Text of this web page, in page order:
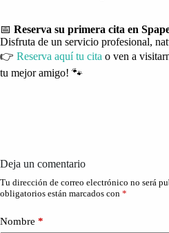
📅 Reserva su primera cita en
Disfruta de un servicio profesional,
👉 Reserva aquí tu cita o ven a
tu mejor amigo! 🐾
Deja un comentario
Tu dirección de correo electrónico no será
obligatorios están marcados con *
Nombre *